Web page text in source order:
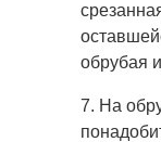
обрубая
7. На